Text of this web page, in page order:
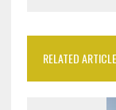
RELATED